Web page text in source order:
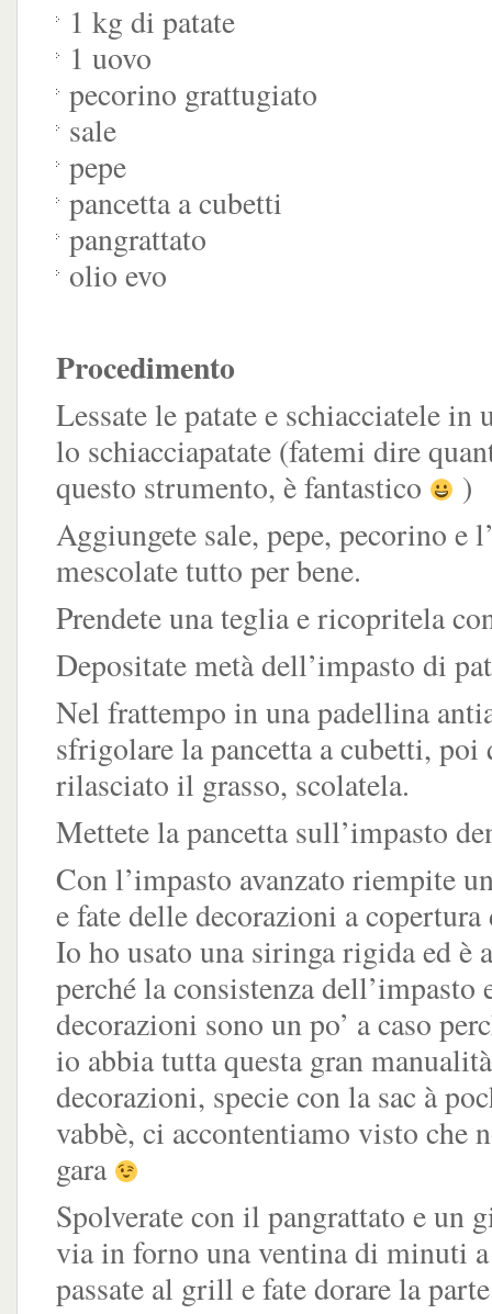
1 kg di patate
1 uovo
pecorino grattugiato
sale
pepe
pancetta a cubetti
pangrattato
olio evo
Procedimento
Lessate le patate e schiacciatele in
lo schiacciapatate (fatemi dire
questo strumento, è fantastico
)
Aggiungete sale, pepe, pecorino e
mescolate tutto per bene.
Prendete una teglia e ricopritela
Depositate metà dell’impasto di
Nel frattempo in una padellina
sfrigolare la pancetta a cubetti, poi
rilasciato il grasso, scolatela.
Mettete la pancetta sull’impasto
Con l’impasto avanzato riempite
e fate delle decorazioni a copertura
Io ho usato una siringa rigida ed è
perché la consistenza dell’impasto
decorazioni sono un po’ a caso
io abbia tutta questa gran
decorazioni, specie con la sac à
vabbè, ci accontentiamo visto che
gara
Spolverate con il pangrattato e un
via in forno una ventina di minuti
passate al grill e fate dorare la